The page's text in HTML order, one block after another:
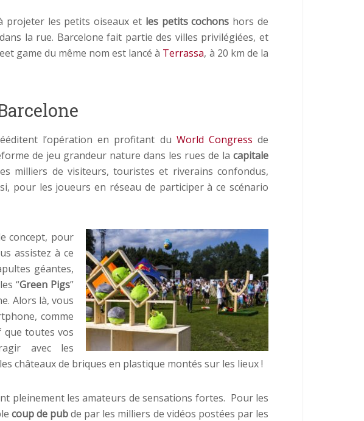
projeter les petits oiseaux et les petits cochons hors de
la rue. Barcelone fait partie des villes privilégiées, et
game du même nom est lancé à Terrassa, à 20 km de la
l’opération en profitant du World Congress de
de jeu grandeur nature dans les rues de la capitale
milliers de visiteurs, touristes et riverains confondus,
pour les joueurs en réseau de participer à ce scénario
concept, pour
assistez à ce
géantes,
“Green Pigs”
Alors là, vous
comme
toutes vos
avec les
châteaux de briques en plastique montés sur les lieux !
pleinement les amateurs de sensations fortes. Pour les
coup de pubde par les milliers de vidéos postées par les